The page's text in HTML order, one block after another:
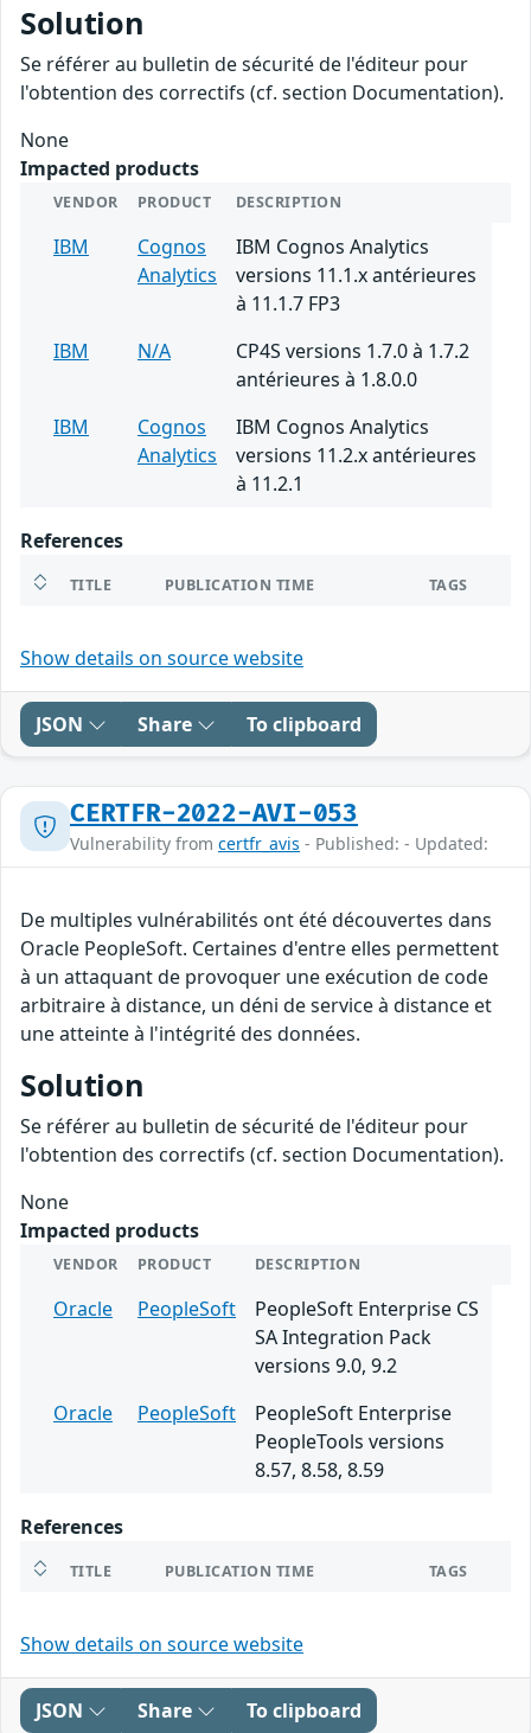
Solution
Se référer au bulletin de sécurité de l'éditeur pour
l'obtention des correctifs (cf. section Documentation).
None
Impacted products
VENDOR PRODUCT DESCRIPTION
IBM
Cognos
Analytics
IBM Cognos Analytics
versions 11.1.x antérieures
à 11.1.7 FP3
IBM
N/A
CP4S versions 1.7.0 à 1.7.2
antérieures à 1.8.0.0
IBM
Cognos
Analytics
IBM Cognos Analytics
versions 11.2.x antérieures
à 11.2.1
References
TITLE PUBLICATION TIME TAGS
Show details on source website
JSON Share To clipboard
CERTFR-2022-AVI-053
Vulnerability from certfr_avis - Published: - Updated:
De multiples vulnérabilités ont été découvertes dans
Oracle PeopleSoft. Certaines d'entre elles permettent
à un attaquant de provoquer une exécution de code
arbitraire à distance, un déni de service à distance et
une atteinte à l'intégrité des données.
Solution
Se référer au bulletin de sécurité de l'éditeur pour
l'obtention des correctifs (cf. section Documentation).
None
Impacted products
VENDOR PRODUCT DESCRIPTION
Oracle PeopleSoft
PeopleSoft Enterprise CS
SA Integration Pack
versions 9.0, 9.2
Oracle
PeopleSoft
PeopleSoft Enterprise
PeopleTools versions
8.57, 8.58, 8.59
References
TITLE PUBLICATION TIME TAGS
Show details on source website
JSON Share To clipboard